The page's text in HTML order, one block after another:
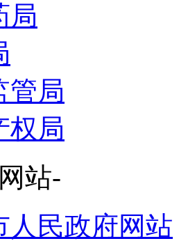
局
管局
权局
站-
人民政府网站